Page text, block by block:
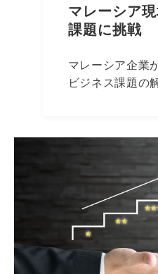
マレーシア
課題に挑戦
マレーシア企業
ビジネス課題の